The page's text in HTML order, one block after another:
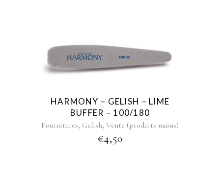
HARMONY – GELISH – LIME
BUFFER – 100/180
Fournitures, Gelish, Vente (produits mains)
€4,50